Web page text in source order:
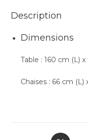
Description
Dimensions
Table : 160 cm (L)
Chaises : 66 cm (L)